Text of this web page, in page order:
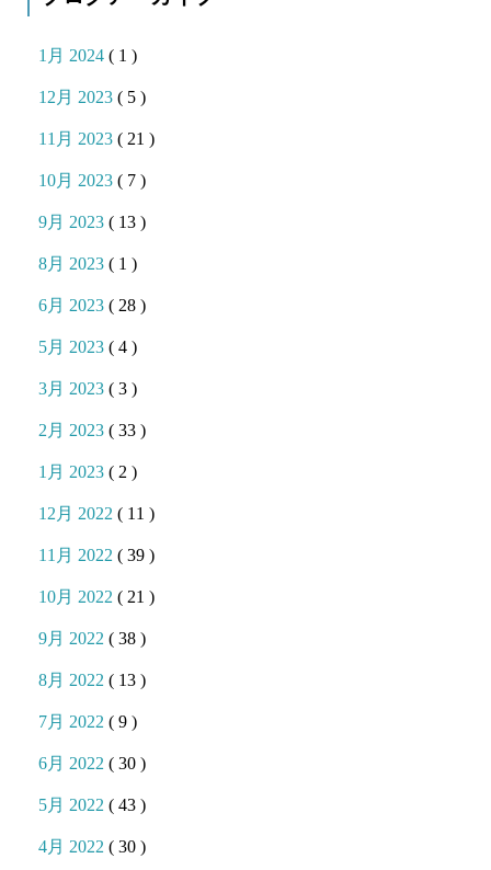
1月 2024( 1 )
12月 2023( 5 )
11月 2023( 21 )
10月 2023( 7 )
9月 2023( 13 )
8月 2023( 1 )
6月 2023( 28 )
5月 2023( 4 )
3月 2023( 3 )
2月 2023( 33 )
1月 2023( 2 )
12月 2022( 11 )
11月 2022( 39 )
10月 2022( 21 )
9月 2022( 38 )
8月 2022( 13 )
7月 2022( 9 )
6月 2022( 30 )
5月 2022( 43 )
4月 2022( 30 )